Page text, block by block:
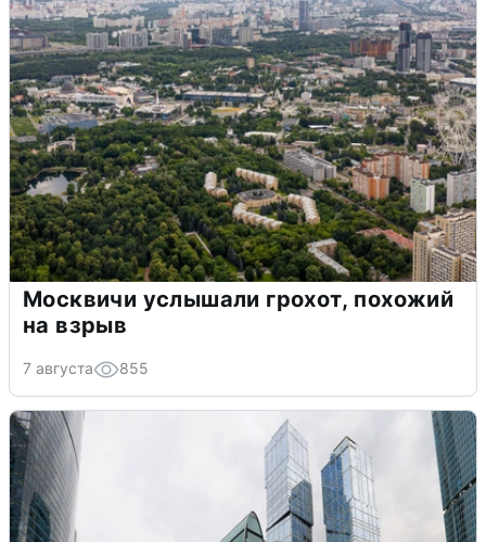
Москвичи услышали грохот, похожий
на взрыв
7 августа 855